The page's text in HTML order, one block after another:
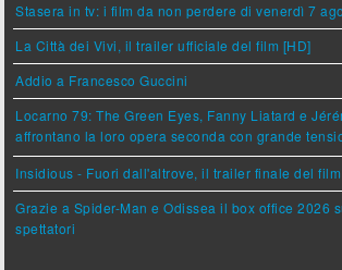
Stasera in tv: i film da non perdere di venerdì 7
La Città dei Vivi, il trailer ufficiale del film [HD]
Addio a Francesco Guccini
Locarno 79: The Green Eyes, Fanny Liatard e
affrontano la loro opera seconda con grande
Insidious - Fuori dall'altrove, il trailer finale del
Grazie a Spider-Man e Odissea il box office 2026
spettatori